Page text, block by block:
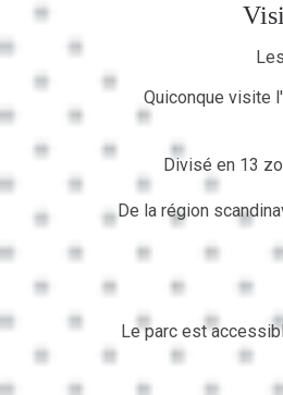
Quiconque visite
Divisé en 13
De la région
Le parc est